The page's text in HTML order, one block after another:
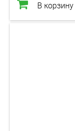
В корзину